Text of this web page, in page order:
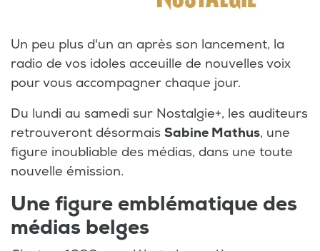
Un peu plus d'un an après son lancement, la
radio de vos idoles acceuille de nouvelles voix
pour vous accompagner chaque jour.
Du lundi au samedi sur Nostalgie+, les auditeurs
retrouveront désormais Sabine Mathus, une
figure inoubliable des médias, dans une toute
nouvelle émission.
Une figure emblématique des
médias belges